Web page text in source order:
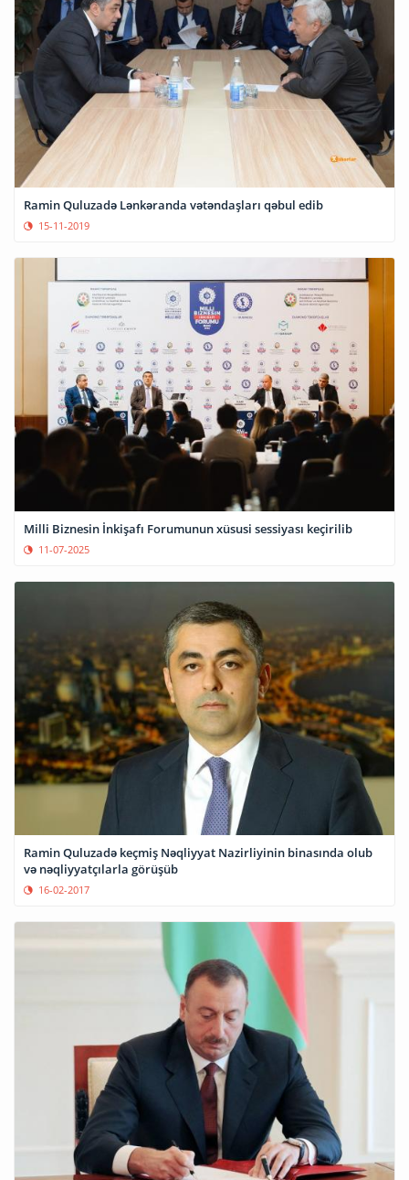
Ramin Quluzadə Lənkəranda vətəndaşları qəbul edib
15-11-2019
Milli Biznesin İnkişafı Forumunun xüsusi sessiyası keçirilib
11-07-2025
Ramin Quluzadə keçmiş Nəqliyyat Nazirliyinin binasında olub
və nəqliyyatçılarla görüşüb
16-02-2017